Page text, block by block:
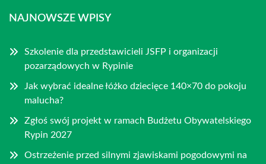
NAJNOWSZE WPISY
Szkolenie dla przedstawicieli JSFP i organizacji
pozarządowych w Rypinie
Jak wybrać idealne łóżko dziecięce 140×70 do pokoju
malucha?
Zgłoś swój projekt w ramach Budżetu Obywatelskiego
Rypin 2027
Ostrzeżenie przed silnymi zjawiskami pogodowymi na